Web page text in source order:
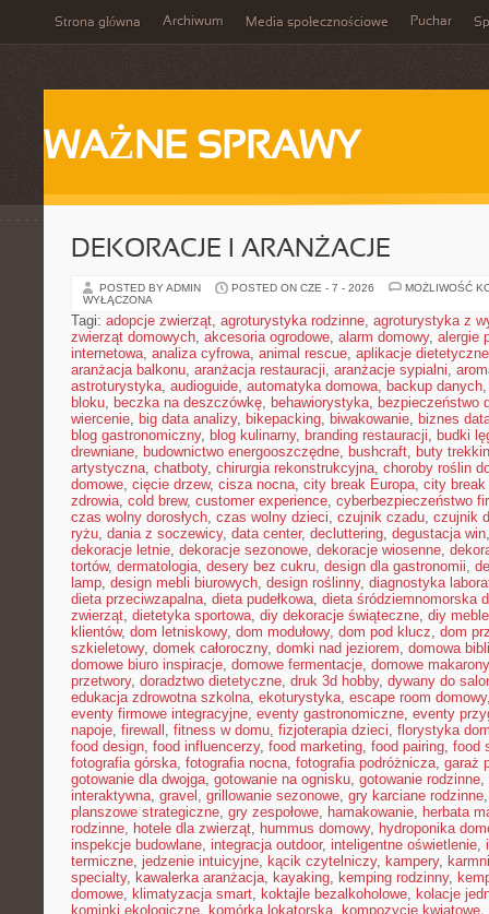
Strona główna Archiwum Media społecznościowe Puchar
WAŻNE SPRAWY
DEKORACJE I ARANŻACJE
POSTED BY ADMIN POSTED ON CZE - 7 - 2026
MOŻLIWOŚĆ
WYŁĄCZONA
Tagi: adopcje zwierząt, agroturystyka rodzinne, agroturystyka z
zwierząt domowych, akcesoria ogrodowe, alarm domowy, alergie
internetowa, analiza cyfrowa, animal rescue, aplikacje dietetyczne
aranżacja balkonu, aranżacja restauracji, aranżacje sypialni,
astroturystyka, audioguide, automatyka domowa, backup danych
bloku, beczka na deszczówkę, behawiorystyka, bezpieczeństwo
wiercenie, big data analizy, bikepacking, biwakowanie, biznes
blog gastronomiczny, blog kulinarny, branding restauracji, budki
drewniane, budownictwo energooszczędne, bushcraft, buty
artystyczna, chatboty, chirurgia rekonstrukcyjna, choroby roślin
domowe, cięcie drzew, cisza nocna, city break Europa, city
zdrowia, cold brew, customer experience, cyberbezpieczeństwo
czas wolny dorosłych, czas wolny dzieci, czujnik czadu, czujnik
ryżu, dania z soczewicy, data center, decluttering, degustacja win
dekoracje letnie, dekoracje sezonowe, dekoracje wiosenne,
tortów, dermatologia, desery bez cukru, design dla gastronomii,
lamp, design mebli biurowych, design roślinny, diagnostyka
dieta przeciwzapalna, dieta pudełkowa, dieta śródziemnomorska
zwierząt, dietetyka sportowa, diy dekoracje świąteczne, diy
klientów, dom letniskowy, dom modułowy, dom pod klucz, dom
szkieletowy, domek całoroczny, domki nad jeziorem, domowa
domowe biuro inspiracje, domowe fermentacje, domowe makarony
przetwory, doradztwo dietetyczne, druk 3d hobby, dywany do
edukacja zdrowotna szkolna, ekoturystyka, escape room domowy
eventy firmowe integracyjne, eventy gastronomiczne, eventy
napoje, firewall , fitness w domu, fizjoterapia dzieci, florystyka
food design, food influencerzy, food marketing, food pairing, food
fotografia górska, fotografia nocna, fotografia podróżnicza, garaż
gotowanie dla dwojga, gotowanie na ognisku, gotowanie rodzinne,
interaktywna, gravel , grillowanie sezonowe, gry karciane rodzinne
planszowe strategiczne, gry zespołowe, hamakowanie, herbata
rodzinne, hotele dla zwierząt, hummus domowy, hydroponika
inspekcje budowlane, integracja outdoor, inteligentne oświetlenie,
termiczne, jedzenie intuicyjne, kącik czytelniczy, kampery,
specialty, kawalerka aranżacja, kayaking, kemping rodzinny,
domowe, klimatyzacja smart, koktajle bezalkoholowe, kolacje
kominki ekologiczne, komórka lokatorska, kompozycje kwiatowe,